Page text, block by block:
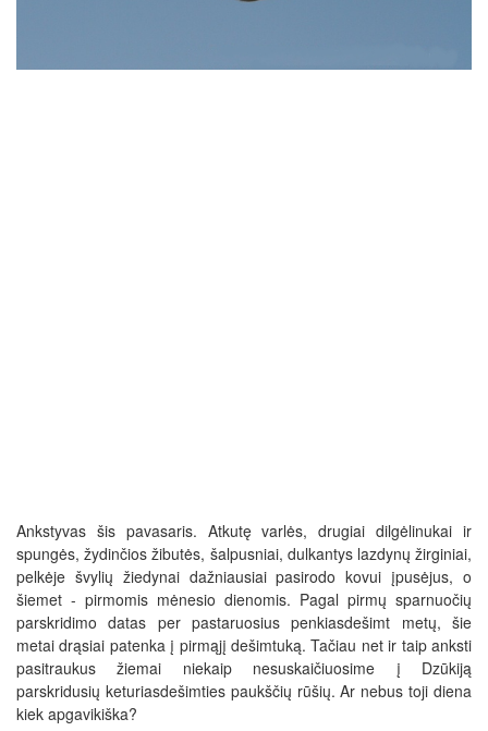
Ankstyvas šis pavasaris. Atkutę varlės, drugiai dilgėlinukai ir
spungės, žydinčios žibutės, šalpusniai, dulkantys lazdynų žirginiai,
pelkėje švylių žiedynai dažniausiai pasirodo kovui įpusėjus, o
šiemet - pirmomis mėnesio dienomis. Pagal pirmų sparnuočių
parskridimo datas per pastaruosius penkiasdešimt metų, šie
metai drąsiai patenka į pirmąjį dešimtuką. Tačiau net ir taip anksti
pasitraukus žiemai niekaip nesuskaičiuosime į Dzūkiją
parskridusių keturiasdešimties paukščių rūšių. Ar nebus toji diena
kiek apgavikiška?